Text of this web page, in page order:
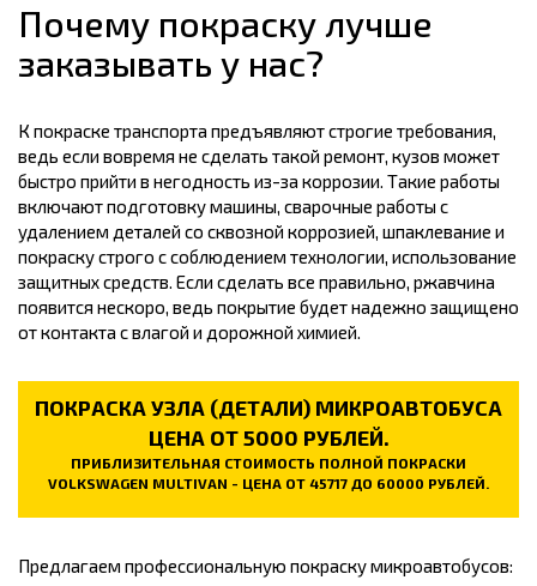
Почему покраску лучше
заказывать у нас?
К покраске транспорта предъявляют строгие требования,
ведь если вовремя не сделать такой ремонт, кузов может
быстро прийти в негодность из-за коррозии. Такие работы
включают подготовку машины, сварочные работы с
удалением деталей со сквозной коррозией, шпаклевание и
покраску строго с соблюдением технологии, использование
защитных средств. Если сделать все правильно, ржавчина
появится нескоро, ведь покрытие будет надежно защищено
от контакта с влагой и дорожной химией.
ПОКРАСКА УЗЛА (ДЕТАЛИ) МИКРОАВТОБУСА
ЦЕНА ОТ 5000 РУБЛЕЙ.
ПРИБЛИЗИТЕЛЬНАЯ СТОИМОСТЬ ПОЛНОЙ ПОКРАСКИ
VOLKSWAGEN MULTIVAN - ЦЕНА ОТ 45717 ДО 60000 РУБЛЕЙ.
Предлагаем профессиональную покраску микроавтобусов: